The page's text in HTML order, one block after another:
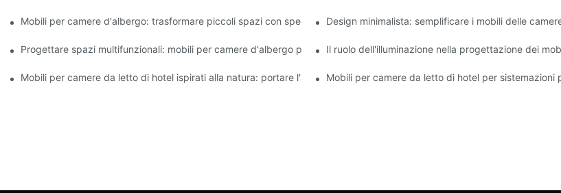
Mobili per camere d'albergo: trasformare piccoli spazi con specchi e vetriDesign minimalista: semplificare i mobili delle
Progettare spazi multifunzionali: mobili per camere d'albergo per lavoro e relaxIl ruolo dell'illuminazione nella progettazione dei
Mobili per camere da letto di hotel ispirati alla natura: portare l'aria aperta dentroMobili per camere da letto di hotel per sistemazioni